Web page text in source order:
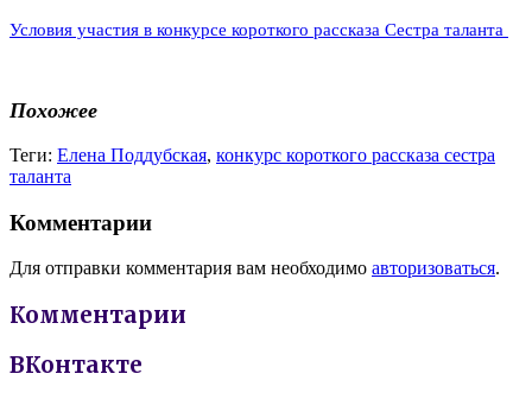
Условия участия в конкурсе короткого рассказа Сестра таланта
Похожее
Теги: Елена Поддубская, конкурс короткого рассказа сестра
таланта
Комментарии
Для отправки комментария вам необходимо авторизоваться.
Комментарии
ВКонтакте